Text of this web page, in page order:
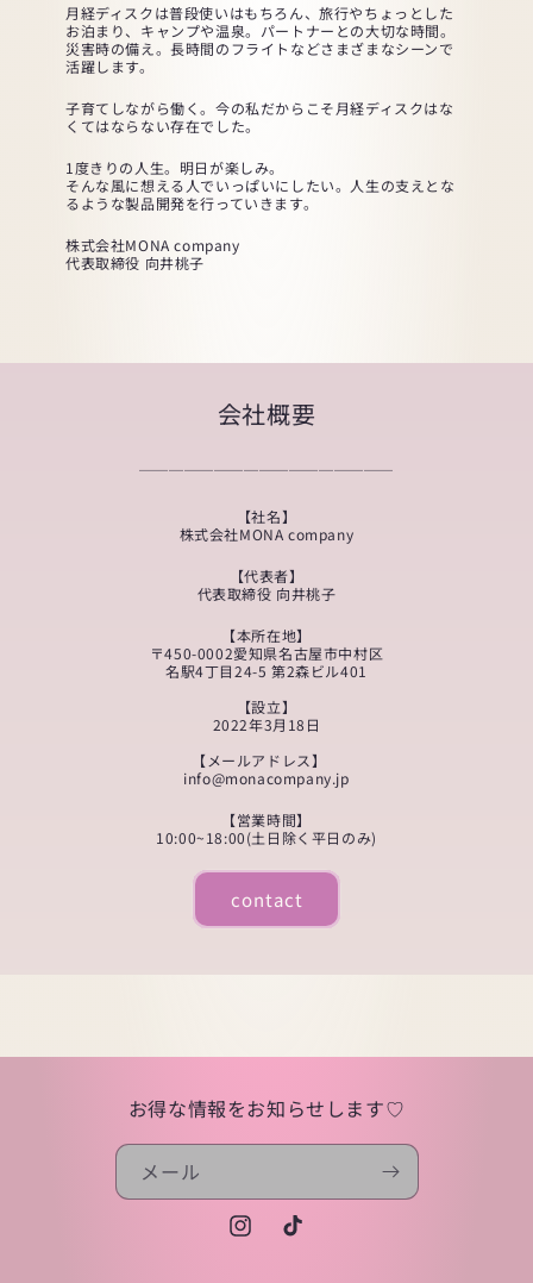
月経ディスクは普段使いはもちろん、旅行やちょっとした
お泊まり、キャンプや温泉。パートナーとの大切な時間。
災害時の備え。長時間のフライトなどさまざまなシーンで
活躍します。
子育てしながら働く。今の私だからこそ月経ディスクはな
くてはならない存在でした。
1度きりの人生。明日が楽しみ。
そんな風に想える人でいっぱいにしたい。人生の支えとな
るような製品開発を行っていきます。
株式会社MONA company
代表取締役 向井桃子
会社概要
【社名】
株式会社MONA company
【代表者】
代表取締役 向井桃子
【本所在地】
〒450-0002愛知県名古屋市中村区
名駅4丁目24-5 第2森ビル401
【設立】
2022年3月18日
【メールアドレス】
info@monacompany.jp
【営業時間】
10:00~18:00(土日除く平日のみ)
contact
お得な情報をお知らせします♡
メール
InstagramTikTok